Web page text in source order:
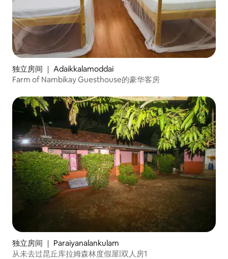
独立房间 ｜ Adaikkalamoddai
Farm of Nambikay Guesthouse的豪华客房
独立房间 ｜ Paraiyanalankulam
从未去过昆丘库拉姆森林度假屋|双人房1